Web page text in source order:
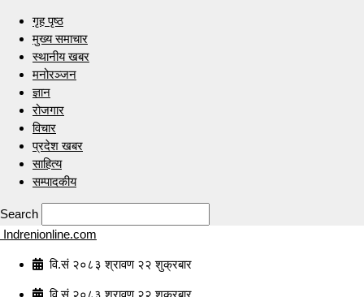
गृह पृष्ठ
मुख्य समाचार
स्थानीय खबर
मनोरञ्जन
ज्ञान
रोजगार
विचार
प्रदेश खबर
साहित्य
सम्पादकीय
Search
Indrenionline.com
वि.सं २०८३ श्रावण २२ शुक्रबार
वि.सं २०८३ श्रावण २२ शुक्रबार